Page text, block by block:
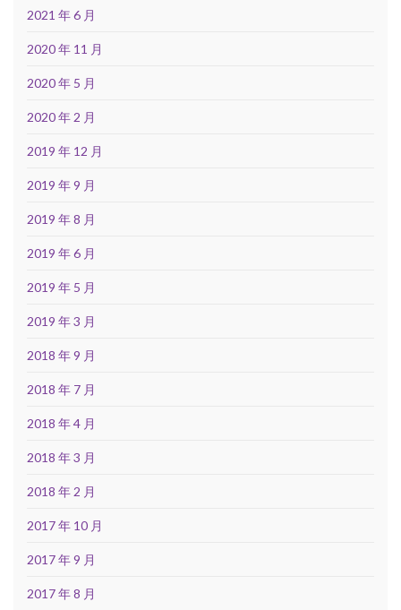
2021 年 6 月
2020 年 11 月
2020 年 5 月
2020 年 2 月
2019 年 12 月
2019 年 9 月
2019 年 8 月
2019 年 6 月
2019 年 5 月
2019 年 3 月
2018 年 9 月
2018 年 7 月
2018 年 4 月
2018 年 3 月
2018 年 2 月
2017 年 10 月
2017 年 9 月
2017 年 8 月